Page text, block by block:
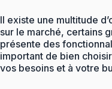
Il existe une multitude
sur le marché, certains
présente des
important de bien
vos besoins et à votre